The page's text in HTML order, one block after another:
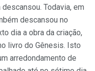
Todavia, em
descansou no
dia a obra da criação,
livro do Gênesis. Isto
arredondamento de